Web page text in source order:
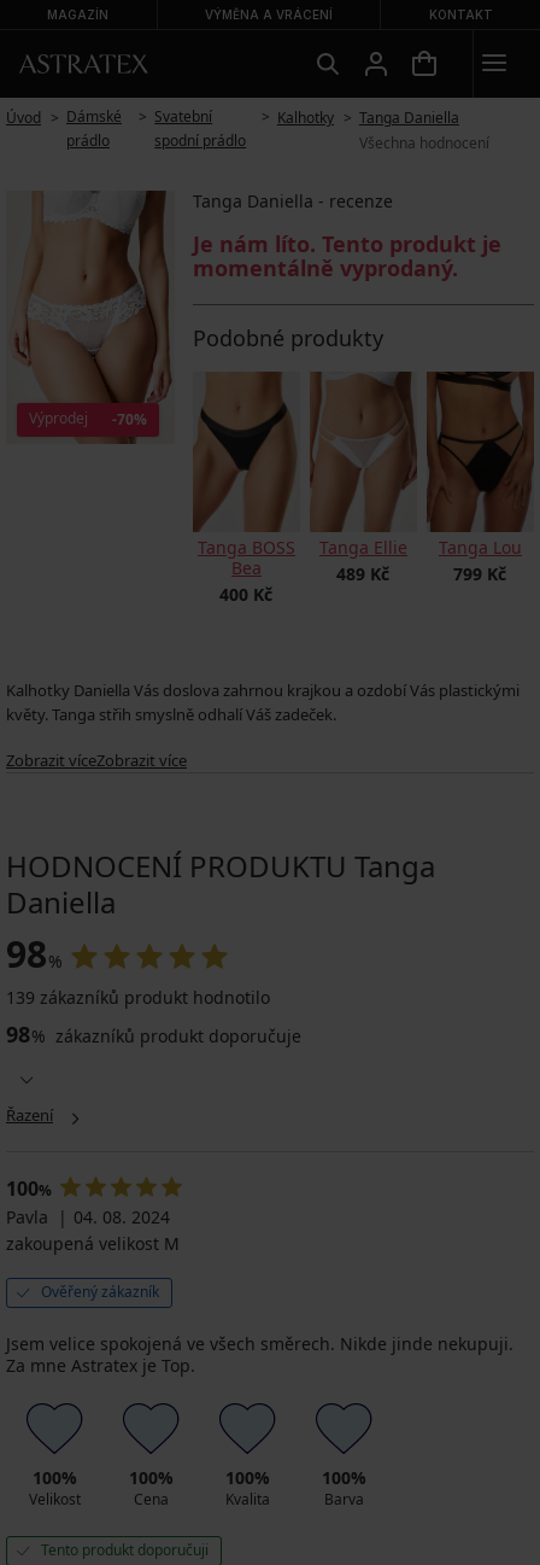
MAGAZÍN VÝMĚNA A VRÁCENÍ KONTAKT
Úvod
Dámské
prádlo
Svatební
spodní prádlo
Kalhotky
Tanga Daniella
Všechna hodnocení
Výprodej -70%
Tanga Daniella - recenze
Je nám líto. Tento produkt je
momentálně vyprodaný.
Podobné produkty
Tanga BOSS
Bea
400 Kč
Tanga Ellie
489 Kč
Tanga Lou
799 Kč
Kalhotky Daniella Vás doslova zahrnou krajkou a ozdobí Vás plastickými
květy. Tanga střih smyslně odhalí Váš zadeček.
Baleno v luxusním sáčku z organzy.
Zobrazit víceZobrazit více
HODNOCENÍ PRODUKTU Tanga
Daniella
98%
139 zákazníků produkt hodnotilo
98% zákazníků produkt doporučuje
Řazení
100%
Pavla
04. 08. 2024
zakoupená velikost M
Ověřený zákazník
Jsem velice spokojená ve všech směrech. Nikde jinde nekupuji.
Za mne Astratex je Top.
100%
Velikost
100%
Cena
100%
Kvalita
100%
Barva
Tento produkt doporučuji